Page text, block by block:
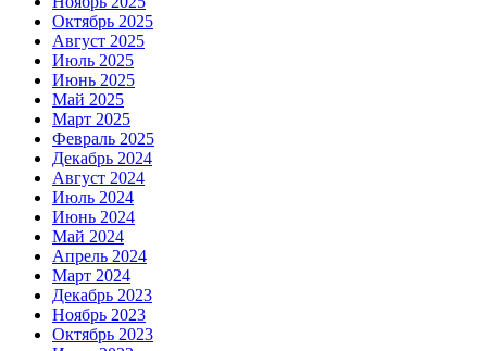
Октябрь 2025
Август 2025
Июль 2025
Июнь 2025
Май 2025
Март 2025
Февраль 2025
Декабрь 2024
Август 2024
Июль 2024
Июнь 2024
Май 2024
Апрель 2024
Март 2024
Декабрь 2023
Ноябрь 2023
Октябрь 2023